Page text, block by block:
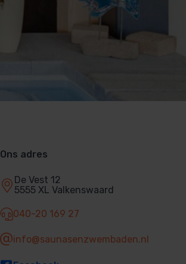
Ons adres
De Vest 12
5555 XL Valkenswaard
040-20 169 27
info@saunasenzwembaden.nl